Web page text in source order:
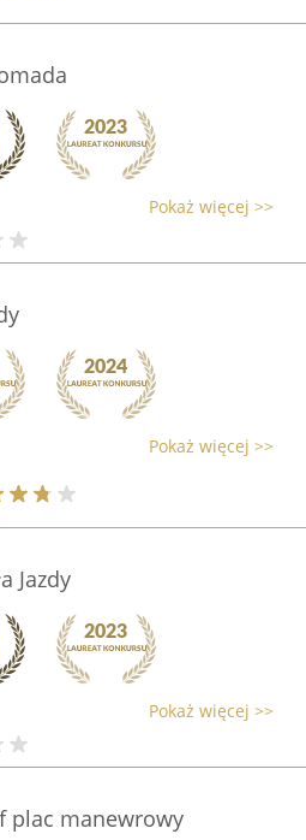
Pokaż więcej >>
Pokaż więcej >>
Jazdy
Pokaż więcej >>
plac manewrowy